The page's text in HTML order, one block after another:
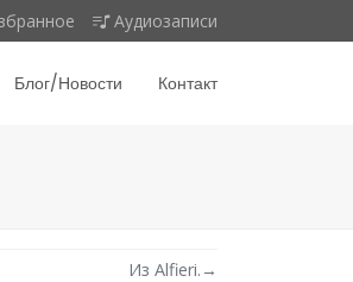
Аудиозаписи
Блог/Новости Контакт
Из Alfieri. →